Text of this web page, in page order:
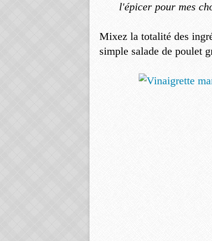
l'épicer pour mes
Mixez la totalité des
simple salade de poulet